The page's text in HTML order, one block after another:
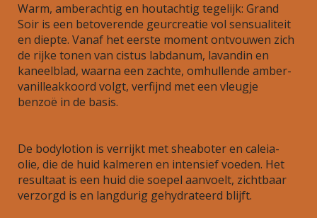
Warm, amberachtig en houtachtig tegelijk: Grand
Soir is een betoverende geurcreatie vol sensualiteit
en diepte. Vanaf het eerste moment ontvouwen zich
de rijke tonen van cistus labdanum, lavandin en
kaneelblad, waarna een zachte, omhullende amber-
vanilleakkoord volgt, verfijnd met een vleugje
benzoë in de basis.
De bodylotion is verrijkt met sheaboter en caleia-
olie, die de huid kalmeren en intensief voeden. Het
resultaat is een huid die soepel aanvoelt, zichtbaar
verzorgd is en langdurig gehydrateerd blijft.